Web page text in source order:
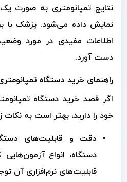
نتایج تمپانومتری به صورت یک
نمایش داده می‌شود. پزشک با
اطلاعات مفیدی در مورد
دست آورد.
راهنمای خرید دستگاه
اگر قصد خرید دستگاه
خود را دارید، بهتر است به نکات
دقت و قابلیت‌های
دستگاه، انواع
قابلیت‌های نرم‌افزاری آن